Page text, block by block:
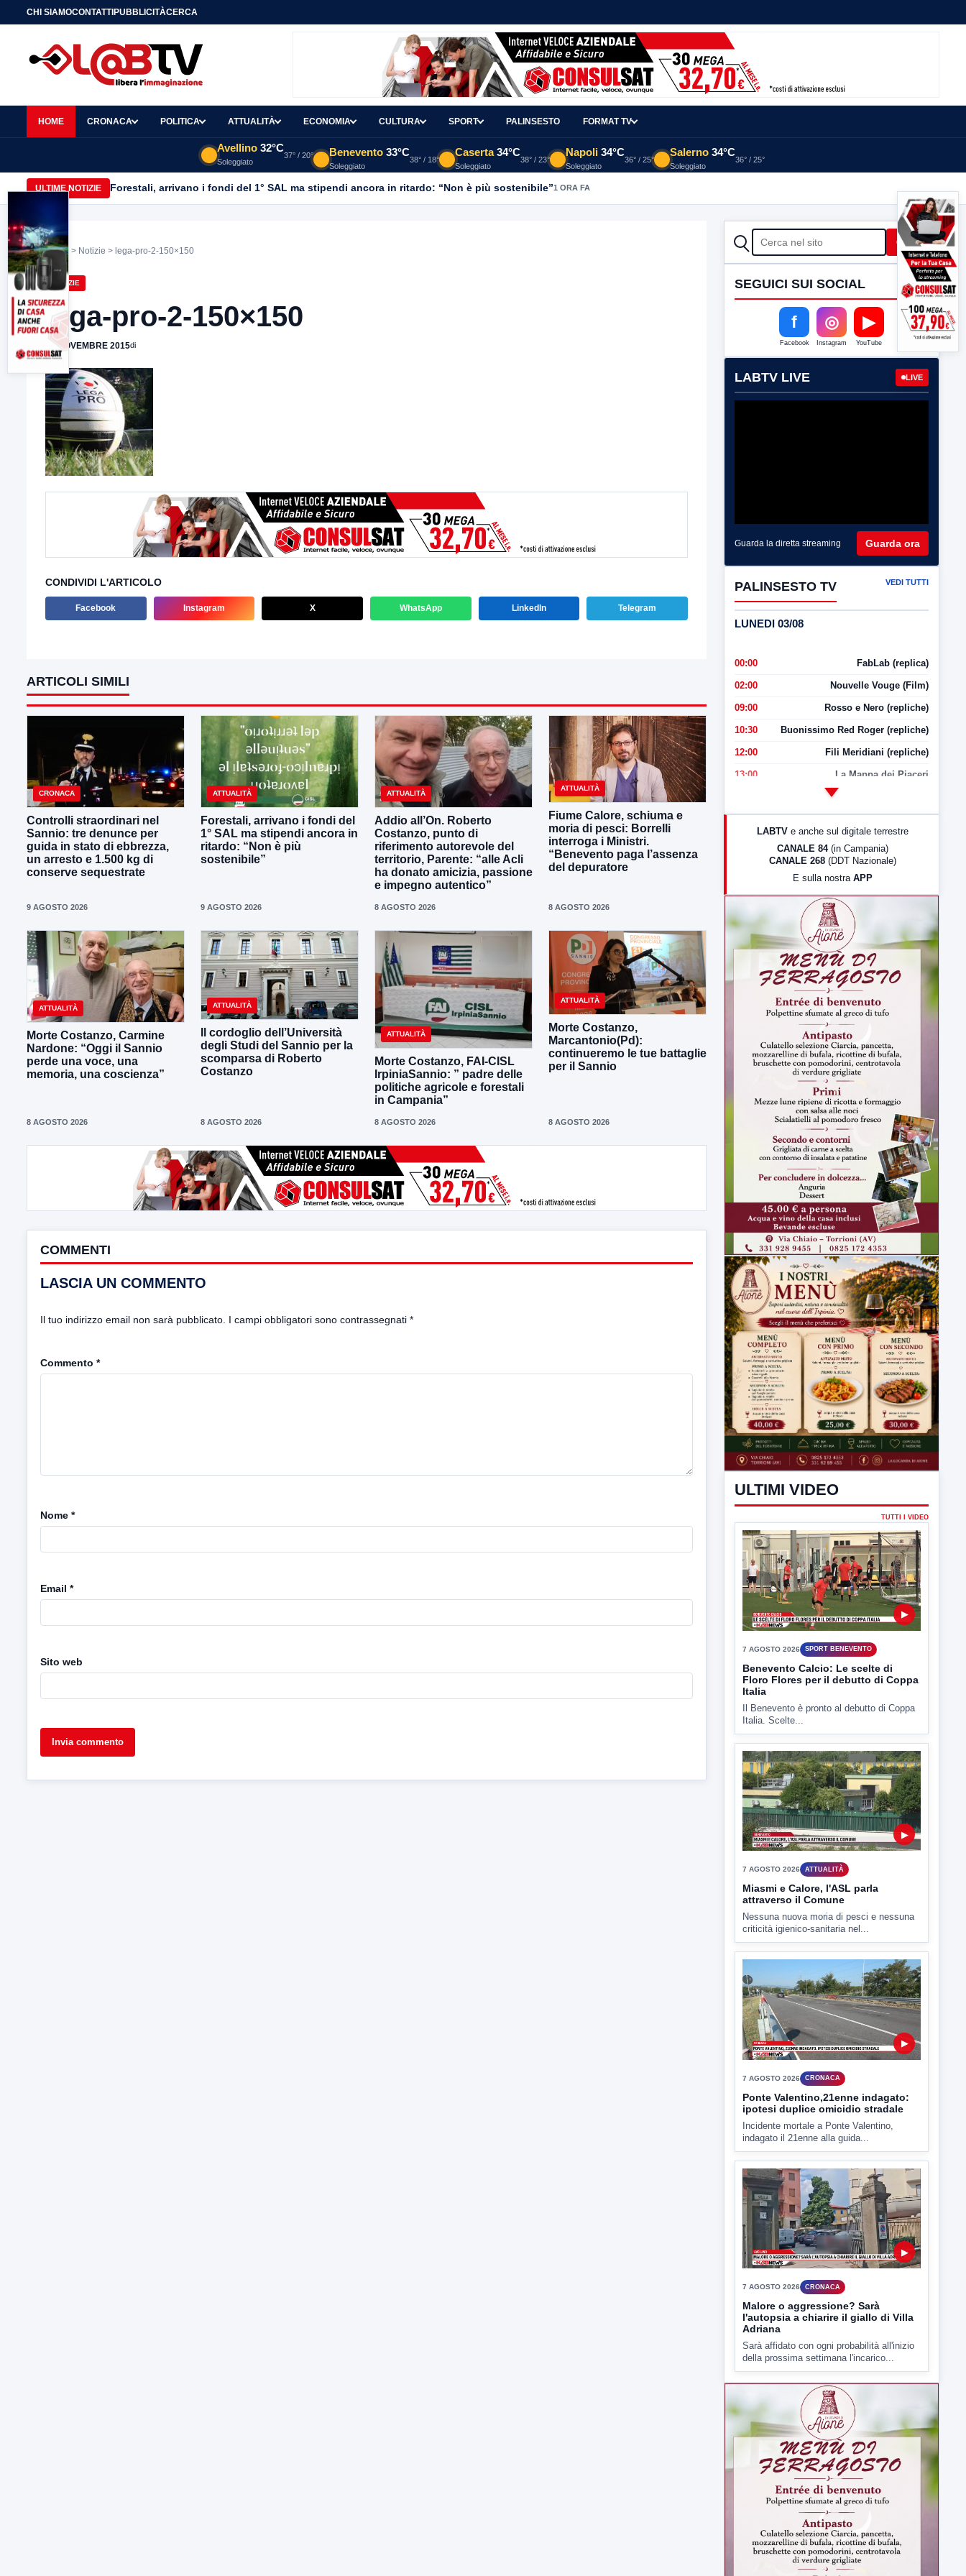
CHI SIAMOCONTATTIPUBBLICITÀCERCA
HOME CRONACA POLITICA ATTUALITÀ ECONOMIA CULTURA SPORT PALINSESTO FORMAT TV
Avellino 32°C
Soleggiato
37° / 20° Benevento 33°C
Soleggiato
38° / 18°
Caserta 34°C
Soleggiato
38° / 23°
Napoli 34°C
Soleggiato
36° / 25°
Salerno 34°C
Soleggiato
36° / 25°
ULTIME NOTIZIE Forestali, arrivano i fondi del 1° SAL ma stipendi ancora in ritardo: “Non è più sostenibile”1 ORA FA
Home > Notizie > lega-pro-2-150×150
NOTIZIE
lega-pro-2-150×150
10 NOVEMBRE 2015di
CONDIVIDI L'ARTICOLO
Facebook Instagram X WhatsApp LinkedIn Telegram
ARTICOLI SIMILI
CRONACA
Controlli straordinari nel
Sannio: tre denunce per
guida in stato di ebbrezza,
un arresto e 1.500 kg di
conserve sequestrate
9 AGOSTO 2026
ATTUALITÀ
Forestali, arrivano i fondi del
1° SAL ma stipendi ancora in
ritardo: “Non è più
sostenibile”
9 AGOSTO 2026
ATTUALITÀ
Addio all’On. Roberto
Costanzo, punto di
riferimento autorevole del
territorio, Parente: “alle Acli
ha donato amicizia, passione
e impegno autentico”
8 AGOSTO 2026
ATTUALITÀ
Fiume Calore, schiuma e
moria di pesci: Borrelli
interroga i Ministri.
“Benevento paga l’assenza
del depuratore
8 AGOSTO 2026
ATTUALITÀ
Morte Costanzo, Carmine
Nardone: “Oggi il Sannio
perde una voce, una
memoria, una coscienza”
8 AGOSTO 2026
ATTUALITÀ
Il cordoglio dell’Università
degli Studi del Sannio per la
scomparsa di Roberto
Costanzo
8 AGOSTO 2026
ATTUALITÀ
Morte Costanzo, FAI-CISL
IrpiniaSannio: ” padre delle
politiche agricole e forestali
in Campania”
8 AGOSTO 2026
ATTUALITÀ
Morte Costanzo,
Marcantonio(Pd):
continueremo le tue battaglie
per il Sannio
8 AGOSTO 2026
COMMENTI
LASCIA UN COMMENTO
Il tuo indirizzo email non sarà pubblicato. I campi obbligatori sono contrassegnati *
Commento *
Nome *
Email *
Sito web
CERCA Cerca
SEGUICI SUI SOCIAL
f
Facebook
◎
Instagram
▶
YouTube
LABTV LIVE LIVE
Guarda la diretta streaming Guarda ora
PALINSESTO TV VEDI TUTTI
LUNEDI 03/08
00:00 FabLab (replica)
02:00 Nouvelle Vouge (Film)
09:00 Rosso e Nero (repliche)
10:30 Buonissimo Red Roger (repliche)
12:00 Fili Meridiani (repliche)
13:00 La Mappa dei Piaceri
LabNews (Diretta)
LabNews (replica)
LABTV e anche sul digitale terrestre
CANALE 84 (in Campania)
CANALE 268 (DDT Nazionale)
E sulla nostra APP
ULTIMI VIDEO
TUTTI I VIDEO
▶
7 AGOSTO 2026 SPORT BENEVENTO
Benevento Calcio: Le scelte di
Floro Flores per il debutto di Coppa
Italia
Il Benevento è pronto al debutto di Coppa
Italia. Scelte...
▶
7 AGOSTO 2026 ATTUALITÀ
Miasmi e Calore, l'ASL parla
attraverso il Comune
Nessuna nuova moria di pesci e nessuna
criticità igienico-sanitaria nel...
▶
7 AGOSTO 2026 CRONACA
Ponte Valentino,21enne indagato:
ipotesi duplice omicidio stradale
Incidente mortale a Ponte Valentino,
indagato il 21enne alla guida...
▶
7 AGOSTO 2026 CRONACA
Malore o aggressione? Sarà
l'autopsia a chiarire il giallo di Villa
Adriana
Sarà affidato con ogni probabilità all'inizio
della prossima settimana l'incarico...